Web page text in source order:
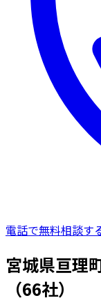
電話で無料相談す
宮城県亘理
（66社）